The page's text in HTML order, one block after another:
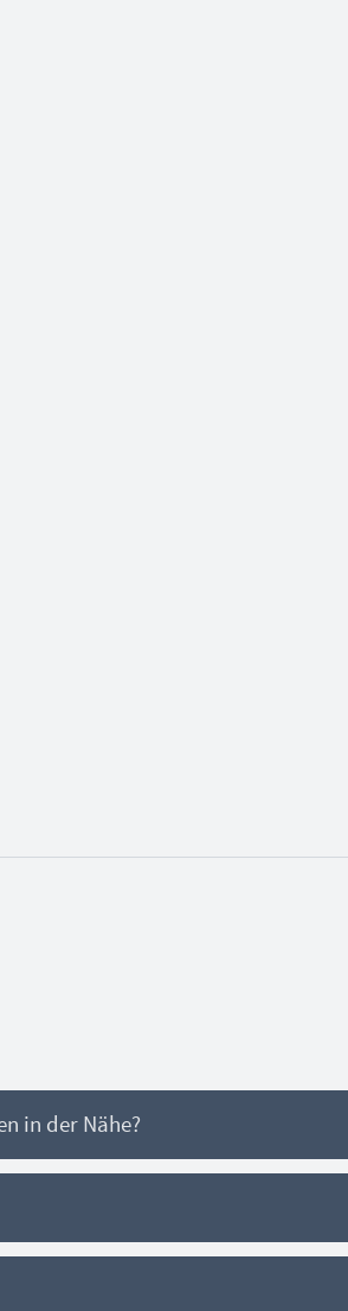
in der Nähe?
Hostels. Schreib uns einfach an:
vorhanden.